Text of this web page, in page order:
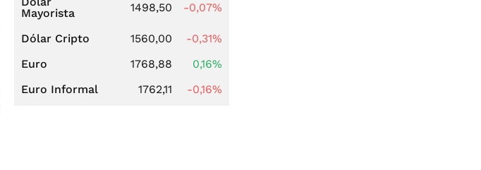
Mayorista
1498,50 -0,07%
Dólar Cripto 1560,00
-0,31%
Euro
1768,88
0,16%
Euro Informal
1762,11 -0,16%